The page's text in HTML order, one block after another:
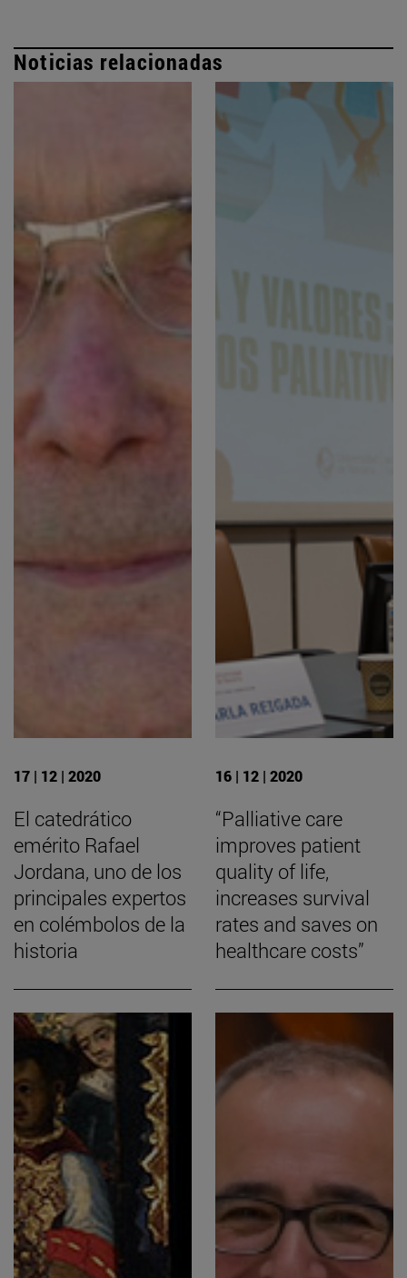
Noticias relacionadas
17 | 12 | 2020
El catedrático
emérito Rafael
Jordana, uno de los
principales expertos
en colémbolos de la
historia
16 | 12 | 2020
“Palliative care
improves patient
quality of life,
increases survival
rates and saves on
healthcare costs”